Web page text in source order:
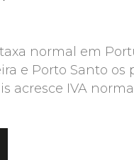
normal em
e Porto Santo os
acresce IVA